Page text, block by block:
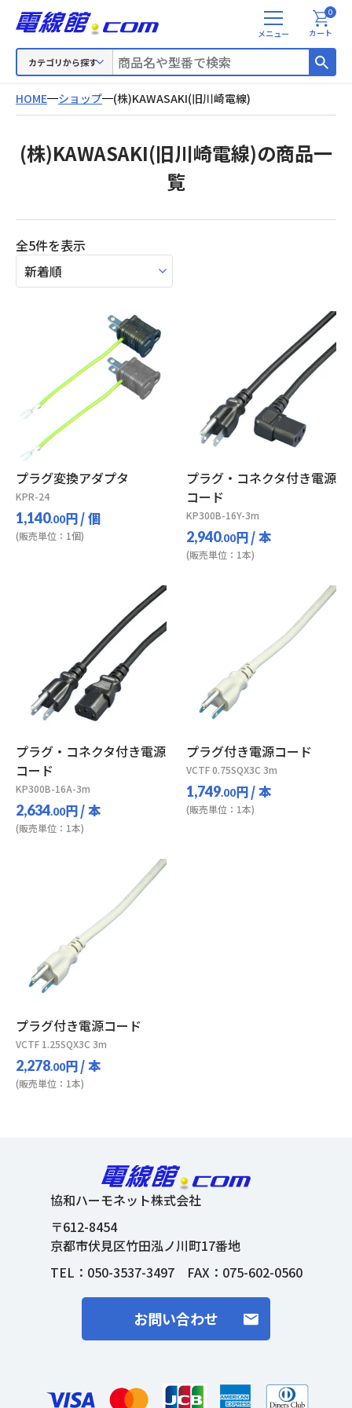
カテゴリから探す
メ
ニ
カート
0
HOME ショップ (株)KAWASAKI(旧川崎電線)
(株)KAWASAKI(旧川崎電線)の商品一
覧
全5件を表示新
い
プラグ変換アダプタ
KPR-24
1,140.00円/ 個
(販売単位：1個)
プラグ・コネクタ付き電源
コード
KP300B-16Y-3m
2,940.00円/ 本
(販売単位：1本)
プラグ・コネクタ付き電源
コード
KP300B-16A-3m
2,634.00円/ 本
(販売単位：1本)
プラグ付き電源コード
VCTF 0.75SQX3C 3m
1,749.00円/ 本
(販売単位：1本)
プラグ付き電源コード
VCTF 1.25SQX3C 3m
2,278.00円/ 本
(販売単位：1本)
協和ハーモネット株式会社
〒612-8454
京都市伏見区竹田泓ノ川町17番地
TEL： 050-3537-3497FAX：075-602-0560
お問い合わせ